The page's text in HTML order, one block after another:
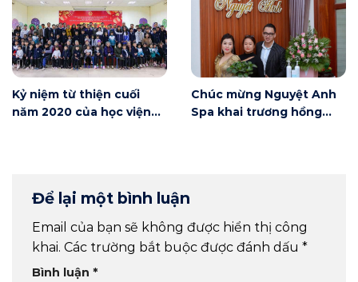
Kỷ niệm từ thiện cuối
năm 2020 của học viện
Chúc mừng Nguyệt Anh
Spa khai trương hồng
Để lại một bình luận
Email của bạn sẽ không được hiển thị công
khai. Các trường bắt buộc được đánh dấu *
Bình luận *